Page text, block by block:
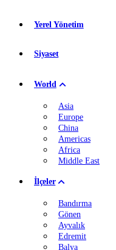
Yerel Yönetim
Siyaset
World
Asia
Europe
China
Americas
Africa
Middle East
İlçeler
Bandırma
Gönen
Ayvalık
Edremit
Balya